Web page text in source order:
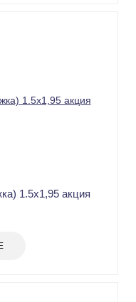
1.5х1,95 акция